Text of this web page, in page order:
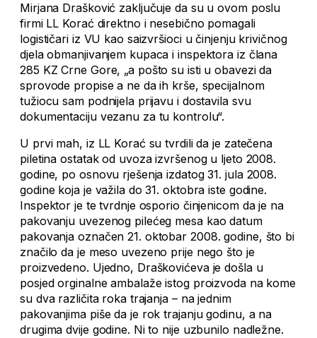
Mirjana Drašković zaključuje da su u ovom poslu
firmi LL Korać direktno i nesebično pomagali
logističari iz VU kao saizvršioci u činjenju krivičnog
djela obmanjivanjem kupaca i inspektora iz člana
285 KZ Crne Gore, „a pošto su isti u obavezi da
sprovode propise a ne da ih krše, specijalnom
tužiocu sam podnijela prijavu i dostavila svu
dokumentaciju vezanu za tu kontrolu“.
U prvi mah, iz LL Korać su tvrdili da je zatečena
piletina ostatak od uvoza izvršenog u ljeto 2008.
godine, po osnovu rješenja izdatog 31. jula 2008.
godine koja je važila do 31. oktobra iste godine.
Inspektor je te tvrdnje osporio činjenicom da je na
pakovanju uvezenog pilećeg mesa kao datum
pakovanja označen 21. oktobar 2008. godine, što bi
značilo da je meso uvezeno prije nego što je
proizvedeno. Ujedno, Draškovićeva je došla u
posjed orginalne ambalaže istog proizvoda na kome
su dva različita roka trajanja – na jednim
pakovanjima piše da je rok trajanju godinu, a na
drugima dvije godine. Ni to nije uzbunilo nadležne.